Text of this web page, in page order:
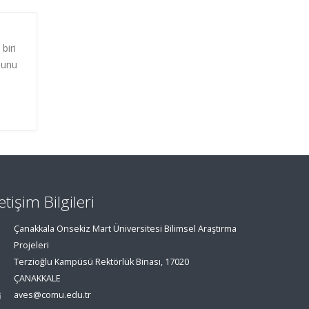
Bilgileri
Çanakkala Onsekiz Mart Üniversitesi Bilimsel Araştırma
Projeleri
Terzioğlu Kampüsü Rektörlük Binası, 17020
ÇANAKKALE
aves@comu.edu.tr